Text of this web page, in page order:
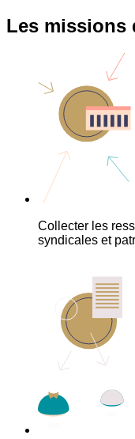
Les missions
Collecter les
syndicales et